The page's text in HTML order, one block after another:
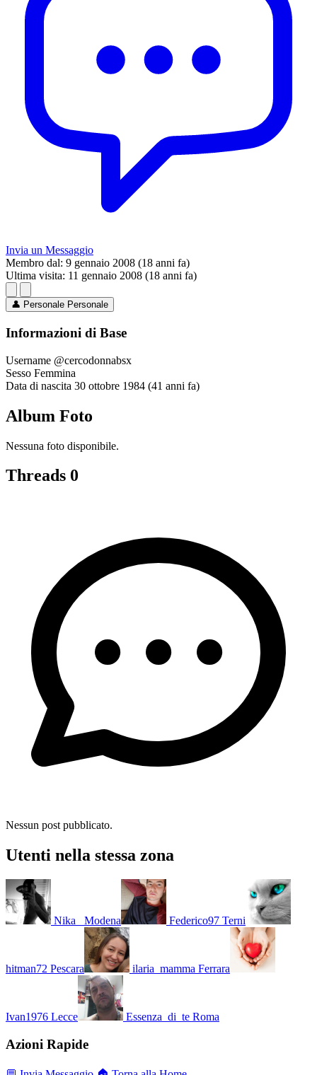
Invia un Messaggio
Membro dal: 9 gennaio 2008 (18 anni fa)
Ultima visita: 11 gennaio 2008 (18 anni fa)
👤 Personale Personale
Informazioni di Base
Username @cercodonnabsx
Sesso Femmina
Data di nascita 30 ottobre 1984 (41 anni fa)
Album Foto
Nessuna foto disponibile.
Threads 0
Nessun post pubblicato.
Utenti nella stessa zona
Nika_ Modena Federico97 Terni
hitman72 Pescara ilaria_mamma Ferrara
Ivan1976 Lecce Essenza_di_te Roma
Azioni Rapide